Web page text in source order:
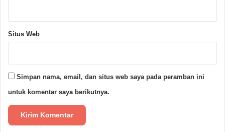
Situs Web
Simpan nama, email, dan situs web saya pada peramban ini
untuk komentar saya berikutnya.